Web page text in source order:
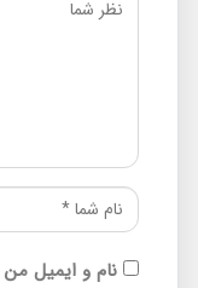
نام و ایمیل من را